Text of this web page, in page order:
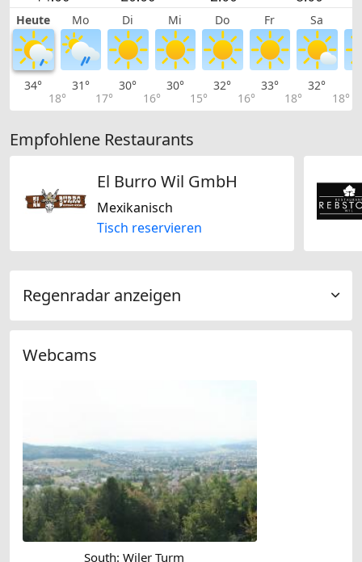
Heute Mo Di Mi Do Fr Sa
34°
18°
31°
17°
30°
16°
30°
15°
32°
16°
33°
18°
32°
18°
Empfohlene Restaurants
El Burro Wil GmbH
Mexikanisch
Tisch reservieren
Regenradar anzeigen
Webcams
South: Wiler Turm